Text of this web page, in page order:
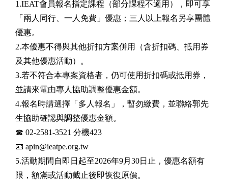
1.IEAT會員報名指定課程（部分課程不適用），即可享
「兩人同行、一人免費」優惠；三人以上報名另享團體
優惠。
2.本優惠不得與其他折扣方案併用（含折扣碼、抵用券
及其他優惠活動）。
3.若不符合本專案資格者，仍可使用折扣碼或抵用券，
並請來電由專人協助調整優惠金額。
4.報名時請選擇「多人報名」，暫勿繳費，並聯絡郭先
生協助確認與調整優惠金額。
☎ 02-2581-3521 分機423
📧 apin@ieatpe.org.tw
5.活動期間自即日起至2026年9月30日止，優惠名額有
限，額滿或活動截止後即恢復原價。